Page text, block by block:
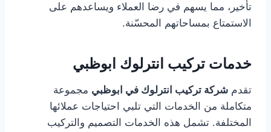
تأخير، مما يسهم في رضا العملاء ويساعدهم على
الاستمتاع بمساحاتهم المحسّنة.
خدمات تركيب انترلوك ابوظبي
تقدم شركة تركيب انترلوك في ابوظبي مجموعة
متكاملة من الخدمات التي تلبي احتياجات عملائها
المختلفة. تشمل هذه الخدمات التصميم والتركيب